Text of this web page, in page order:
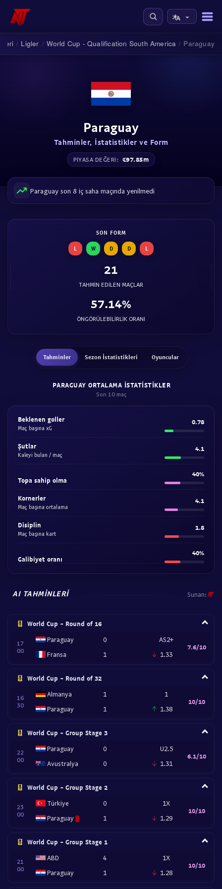
/ Ligler / World Cup - Qualification South America / Paraguay
Paraguay
Tahminler, İstatistikler ve Form
PIYASA DEĞERI: €97.85m
Paraguay son 8 iç saha maçında yenilmedi
SON FORM
L W D D L
21
TAHMIN EDILEN MAÇLAR
57.14%
ÖNGÖRÜLEBILIRLIK ORANI
Tahminler Sezon İstatistikleri Oyuncular
PARAGUAY ORTALAMA ISTATISTIKLER
Son 10 maç
Beklenen goller
Maç başına xG
0.78
Şutlar
Kaleyi bulan / maç
4.1
Topa sahip olma
40%
Kornerler
Maç başına ortalama
4.1
Disiplin
Maç başına kart
1.8
Galibiyet oranı
40%
AI TAHMINLERI Sunan:
World Cup - Round of 16
17
00
Paraguay
Fransa
0
1
AS2+
1.33
7.6/10
World Cup - Round of 32
16
30
Almanya
Paraguay
1
1
1
1.38
10/10
World Cup - Group Stage 3
22
00
Paraguay
Avustralya
0
0
U2.5
1.31
6.1/10
World Cup - Group Stage 2
23
00
Türkiye
Paraguay
0
1
1X
1.29
10/10
World Cup - Group Stage 1
21
00
ABD
Paraguay
4
1
1X
1.28
10/10